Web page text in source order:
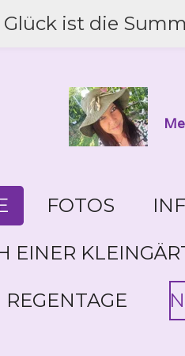
Glück ist die
FOTOS
EINER
REGENTAGE